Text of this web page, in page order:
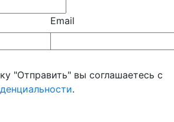
Email
"Отправить" вы соглашаетесь с
.